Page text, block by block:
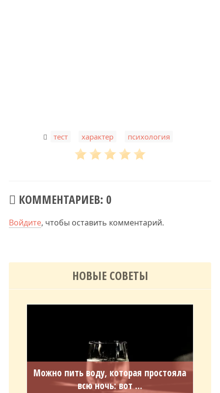
тест характер психология
КОММЕНТАРИЕВ: 0
Войдите, чтобы оставить комментарий.
НОВЫЕ СОВЕТЫ
Можно пить воду, которая простояла
всю ночь: вот ...